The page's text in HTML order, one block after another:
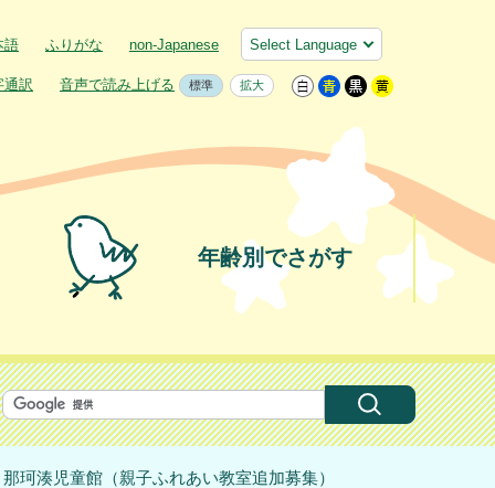
語 ふりがな non-Japanese
通訳 音声で読み上げる 標準 拡大
年齢別でさがす
珂湊児童館（親子ふれあい教室追加募集）